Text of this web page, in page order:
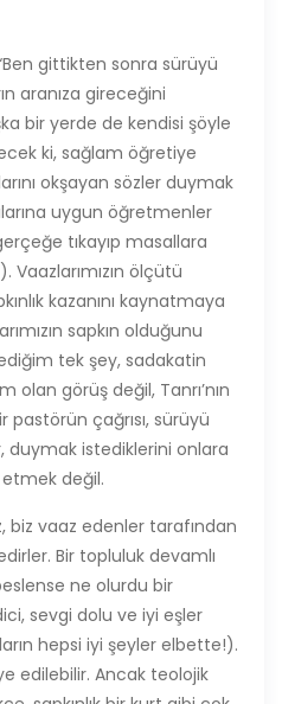
gittikten sonra sürüyü
aranıza gireceğini
bir yerde de kendisi şöyle
ki, sağlam öğretiye
okşayan sözler duymak
uygun öğretmenler
tıkayıp masallara
ölçütü
kazanını kaynatmaya
sapkın olduğunu
tek şey, sadakatin
görüş değil, Tanrı’nın
pastörün çağrısı, sürüyü
duymak istediklerini onlara
değil.
biz vaaz edenler tarafından
Bir topluluk devamlı
ne olurdu bir
sevgi dolu ve iyi eşler
hepsi iyi şeyler elbette!).
edilebilir. Ancak teolojik